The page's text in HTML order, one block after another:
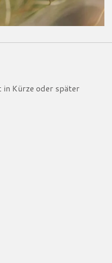
Kürze oder später